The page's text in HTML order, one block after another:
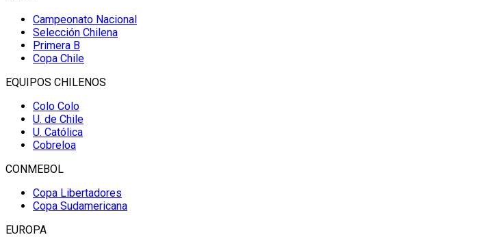
Campeonato Nacional
Selección Chilena
Primera B
Copa Chile
EQUIPOS CHILENOS
Colo Colo
U. de Chile
U. Católica
Cobreloa
CONMEBOL
Copa Libertadores
Copa Sudamericana
EUROPA